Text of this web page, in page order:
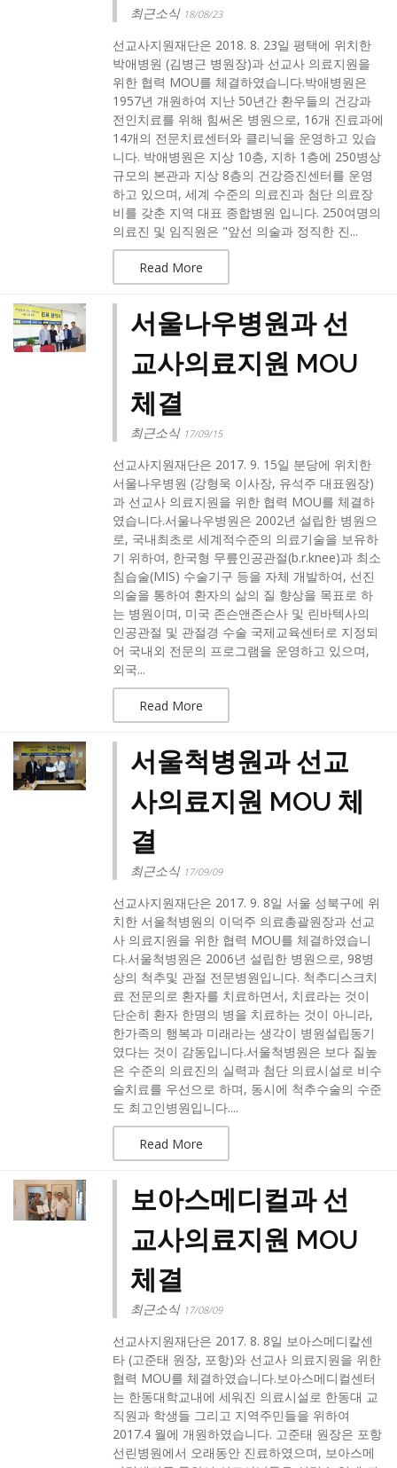
최근소식 18/08/23
선교사지원재단은 2018. 8. 23일 평택에 위치한
박애병원 (김병근 병원장)과 선교사 의료지원을
위한 협력 MOU를 체결하였습니다.박애병원은
1957년 개원하여 지난 50년간 환우들의 건강과
전인치료를 위해 힘써온 병원으로, 16개 진료과에
14개의 전문치료센터와 클리닉을 운영하고 있습
니다. 박애병원은 지상 10층, 지하 1층에 250병상
규모의 본관과 지상 8층의 건강증진센터를 운영
하고 있으며, 세계 수준의 의료진과 첨단 의료장
비를 갖춘 지역 대표 종합병원 입니다. 250여명의
의료진 및 임직원은 "앞선 의술과 정직한 진...
Read More
서울나우병원과 선
교사의료지원 MOU
체결
최근소식 17/09/15
선교사지원재단은 2017. 9. 15일 분당에 위치한
서울나우병원 (강형욱 이사장, 유석주 대표원장)
과 선교사 의료지원을 위한 협력 MOU를 체결하
였습니다.서울나우병원은 2002년 설립한 병원으
로, 국내최초로 세계적수준의 의료기술을 보유하
기 위하여, 한국형 무릎인공관절(b.r.knee)과 최소
침습술(MIS) 수술기구 등을 자체 개발하여, 선진
의술을 통하여 환자의 삶의 질 향상을 목표로 하
는 병원이며, 미국 존슨앤존슨사 및 린바텍사의
인공관절 및 관절경 수술 국제교육센터로 지정되
어 국내외 전문의 프로그램을 운영하고 있으며,
외국...
Read More
서울척병원과 선교
사의료지원 MOU 체
결
최근소식 17/09/09
선교사지원재단은 2017. 9. 8일 서울 성북구에 위
치한 서울척병원의 이덕주 의료총괄원장과 선교
사 의료지원을 위한 협력 MOU를 체결하였습니
다.서울척병원은 2006년 설립한 병원으로, 98병
상의 척추및 관절 전문병원입니다. 척추디스크치
료 전문의로 환자를 치료하면서, 치료라는 것이
단순히 환자 한명의 병을 치료하는 것이 아니라,
한가족의 행복과 미래라는 생각이 병원설립동기
였다는 것이 감동입니다.서울척병원은 보다 질높
은 수준의 의료진의 실력과 첨단 의료시설로 비수
술치료를 우선으로 하며, 동시에 척추수술의 수준
도 최고인병원입니다....
Read More
보아스메디컬과 선
교사의료지원 MOU
체결
최근소식 17/08/09
선교사지원재단은 2017. 8. 8일 보아스메디칼센
타 (고준태 원장, 포항)와 선교사 의료지원을 위한
협력 MOU를 체결하였습니다.보아스메디컬센터
는 한동대학교내에 세워진 의료시설로 한동대 교
직원과 학생들 그리고 지역주민들을 위하여
2017.4 월에 개원하였습니다. 고준태 원장은 포항
선린병원에서 오래동안 진료하였으며, 보아스메